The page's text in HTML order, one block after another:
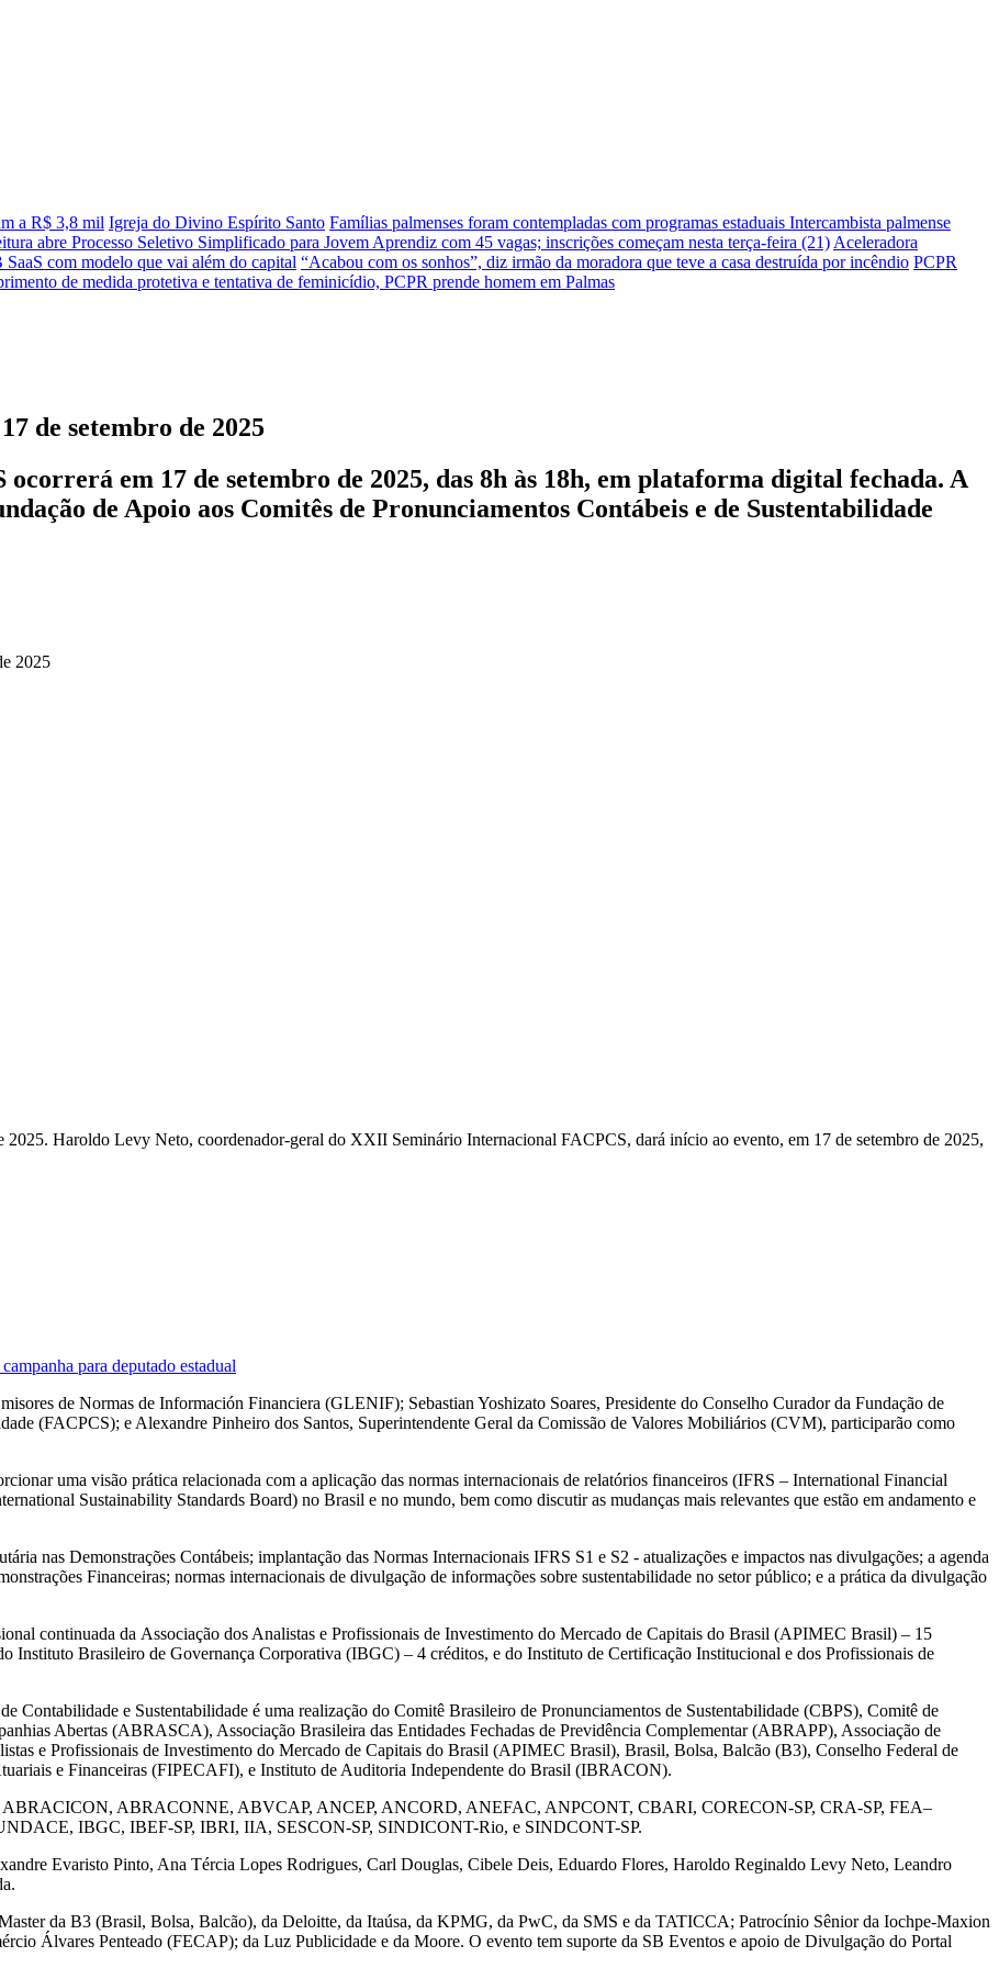
a R$ 3,8 mil Igreja do Divino Espírito Santo Famílias palmenses foram contempladas com programas estaduais Intercambista palmense
abre Processo Seletivo Simplificado para Jovem Aprendiz com 45 vagas; inscrições começam nesta terça-feira (21) Aceleradora
com modelo que vai além do capital “Acabou com os sonhos”, diz irmão da moradora que teve a casa destruída por incêndio PCPR
de medida protetiva e tentativa de feminicídio, PCPR prende homem em Palmas
de setembro de 2025
em 17 de setembro de 2025, das 8h às 18h, em plataforma digital fechada. A
de Apoio aos Comitês de Pronunciamentos Contábeis e de Sustentabilidade
2025. Haroldo Levy Neto, coordenador-geral do XXII Seminário Internacional FACPCS, dará início ao evento, em 17 de setembro de 2025,
para deputado estadual
de Normas de Información Financiera (GLENIF); Sebastian Yoshizato Soares, Presidente do Conselho Curador da Fundação de
(FACPCS); e Alexandre Pinheiro dos Santos, Superintendente Geral da Comissão de Valores Mobiliários (CVM), participarão como
uma visão prática relacionada com a aplicação das normas internacionais de relatórios financeiros (IFRS – International Financial
Sustainability Standards Board) no Brasil e no mundo, bem como discutir as mudanças mais relevantes que estão em andamento e
nas Demonstrações Contábeis; implantação das Normas Internacionais IFRS S1 e S2 - atualizações e impactos nas divulgações; a agenda
Financeiras; normas internacionais de divulgação de informações sobre sustentabilidade no setor público; e a prática da divulgação
continuada da Associação dos Analistas e Profissionais de Investimento do Mercado de Capitais do Brasil (APIMEC Brasil) – 15
Instituto Brasileiro de Governança Corporativa (IBGC) – 4 créditos, e do Instituto de Certificação Institucional e dos Profissionais de
e Sustentabilidade é uma realização do Comitê Brasileiro de Pronunciamentos de Sustentabilidade (CBPS), Comitê de
Abertas (ABRASCA), Associação Brasileira das Entidades Fechadas de Previdência Complementar (ABRAPP), Associação de
e Profissionais de Investimento do Mercado de Capitais do Brasil (APIMEC Brasil), Brasil, Bolsa, Balcão (B3), Conselho Federal de
e Financeiras (FIPECAFI), e Instituto de Auditoria Independente do Brasil (IBRACON).
ABRACICON, ABRACONNE, ABVCAP, ANCEP, ANCORD, ANEFAC, ANPCONT, CBARI, CORECON-SP, CRA-SP, FEA–
IBGC, IBEF-SP, IBRI, IIA, SESCON-SP, SINDICONT-Rio, e SINDCONT-SP.
Evaristo Pinto, Ana Tércia Lopes Rodrigues, Carl Douglas, Cibele Deis, Eduardo Flores, Haroldo Reginaldo Levy Neto, Leandro
da B3 (Brasil, Bolsa, Balcão), da Deloitte, da Itaúsa, da KPMG, da PwC, da SMS e da TATICCA; Patrocínio Sênior da Iochpe-Maxion
Álvares Penteado (FECAP); da Luz Publicidade e da Moore. O evento tem suporte da SB Eventos e apoio de Divulgação do Portal